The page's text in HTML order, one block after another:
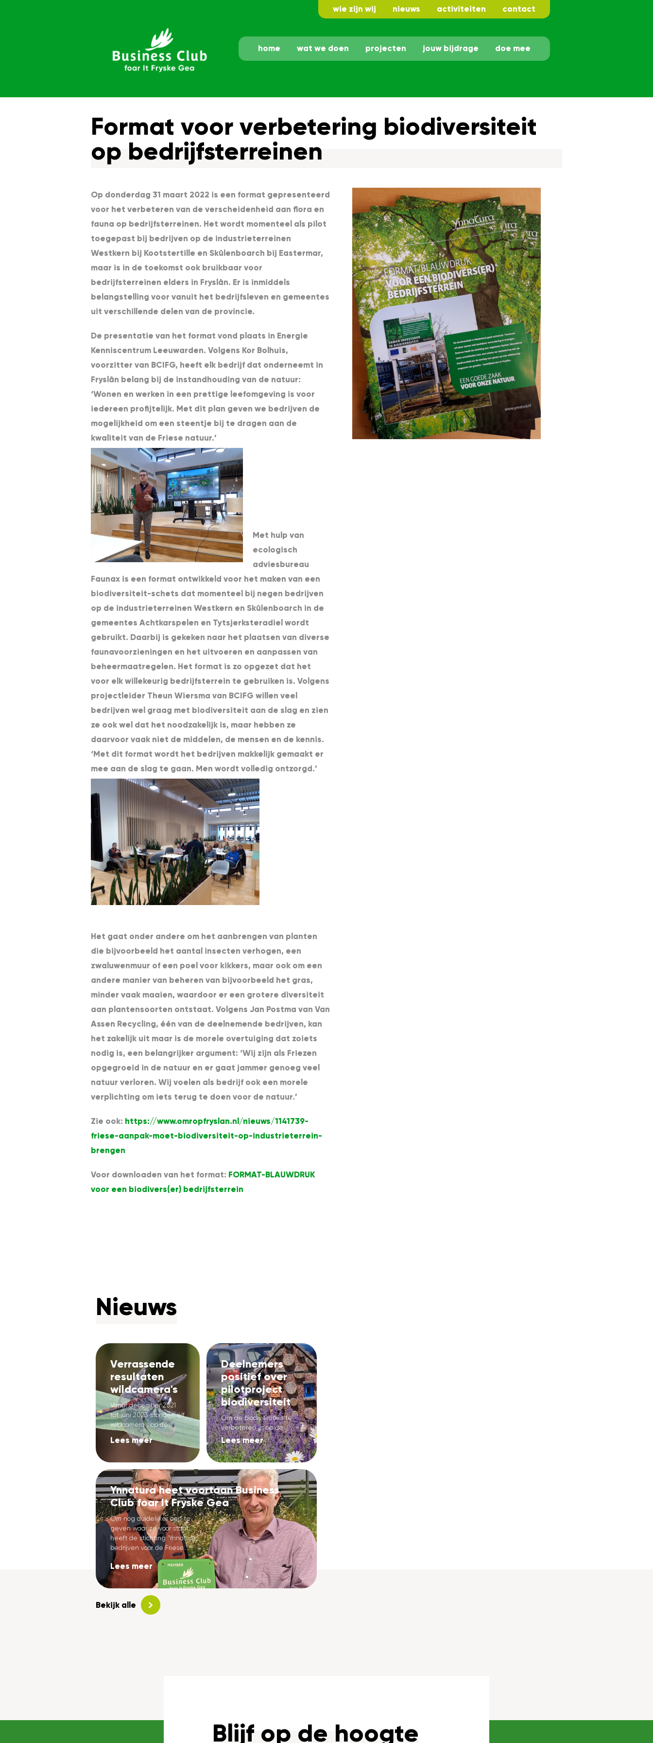
home wat we doen projecten jouw bijdrage doe mee
wie zijn wij nieuws activiteiten contact
Format voor verbetering biodiversiteit
op bedrijfsterreinen
Op donderdag 31 maart 2022 is een format gepresenteerd
voor het verbeteren van de verscheidenheid aan flora en
fauna op bedrijfsterreinen. Het wordt momenteel als pilot
toegepast bij bedrijven op de industrieterreinen
Westkern bij Kootstertille en Skûlenboarch bij Eastermar,
maar is in de toekomst ook bruikbaar voor
bedrijfsterreinen elders in Fryslân. Er is inmiddels
belangstelling voor vanuit het bedrijfsleven en gemeentes
uit verschillende delen van de provincie.
De presentatie van het format vond plaats in Energie
Kenniscentrum Leeuwarden. Volgens Kor Bolhuis,
voorzitter van BCIFG, heeft elk bedrijf dat onderneemt in
Fryslân belang bij de instandhouding van de natuur:
‘Wonen en werken in een prettige leefomgeving is voor
iedereen profijtelijk. Met dit plan geven we bedrijven de
mogelijkheid om een steentje bij te dragen aan de
kwaliteit van de Friese natuur.’
Met hulp van
ecologisch
adviesbureau
Faunax is een format ontwikkeld voor het maken van een
biodiversiteit-schets dat momenteel bij negen bedrijven
op de industrieterreinen Westkern en Skûlenboarch in de
gemeentes Achtkarspelen en Tytsjerksteradiel wordt
gebruikt. Daarbij is gekeken naar het plaatsen van diverse
faunavoorzieningen en het uitvoeren en aanpassen van
beheermaatregelen. Het format is zo opgezet dat het
voor elk willekeurig bedrijfsterrein te gebruiken is. Volgens
projectleider Theun Wiersma van BCIFG willen veel
bedrijven wel graag met biodiversiteit aan de slag en zien
ze ook wel dat het noodzakelijk is, maar hebben ze
daarvoor vaak niet de middelen, de mensen en de kennis.
‘Met dit format wordt het bedrijven makkelijk gemaakt er
mee aan de slag te gaan. Men wordt volledig ontzorgd.’
Het gaat onder andere om het aanbrengen van planten
die bijvoorbeeld het aantal insecten verhogen, een
zwaluwenmuur of een poel voor kikkers, maar ook om een
andere manier van beheren van bijvoorbeeld het gras,
minder vaak maaien, waardoor er een grotere diversiteit
aan plantensoorten ontstaat. Volgens Jan Postma van Van
Assen Recycling, één van de deelnemende bedrijven, kan
het zakelijk uit maar is de morele overtuiging dat zoiets
nodig is, een belangrijker argument: ‘Wij zijn als Friezen
opgegroeid in de natuur en er gaat jammer genoeg veel
natuur verloren. Wij voelen als bedrijf ook een morele
verplichting om iets terug te doen voor de natuur.’
Zie ook: https://www.omropfryslan.nl/nieuws/1141739-
friese-aanpak-moet-biodiversiteit-op-industrieterrein-
brengen
Voor downloaden van het format: FORMAT-BLAUWDRUK
voor een biodivers(er) bedrijfsterrein
Nieuws
Verrassende
resultaten
wildcamera's
Vanaf december 2021
tot juni 2023 stonden elf
wildcamera’s op de...
Lees meer
Deelnemers
positief over
pilotproject
biodiversiteit
Om de biodiversiteit te
verbeteren, is op de...
Lees meer
Ynnatura heet voortaan Business
Club foar It Fryske Gea
Om nog duidelijker aan te
geven waar ze voor staat,
heeft de stichting ‘Ynnatura,
bedrijven voor de Friese...
Lees meer
Bekijk alle
Blijf op de hoogte